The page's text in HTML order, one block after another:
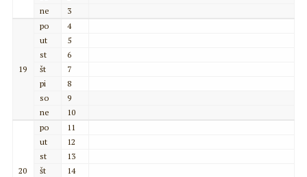
ne
3
19
po
4
ut
5
st
6
št
7
pi
8
so
9
ne
10
20
po
11
ut
12
st
13
št
14